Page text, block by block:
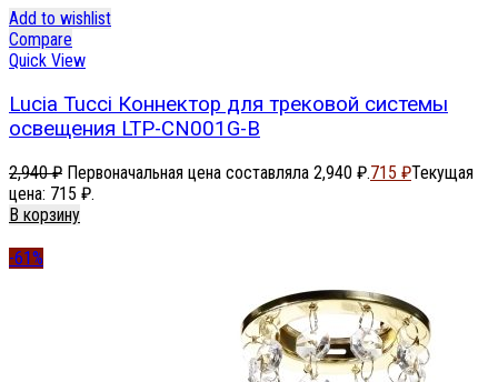
Add to wishlist
Compare
Quick View
Lucia Tucci Коннектор для трековой системы
освещения LTP-CN001G-B
2,940₽ Первоначальная цена составляла 2,940 ₽.715 ₽Текущая
цена: 715 ₽.
В корзину
-61%